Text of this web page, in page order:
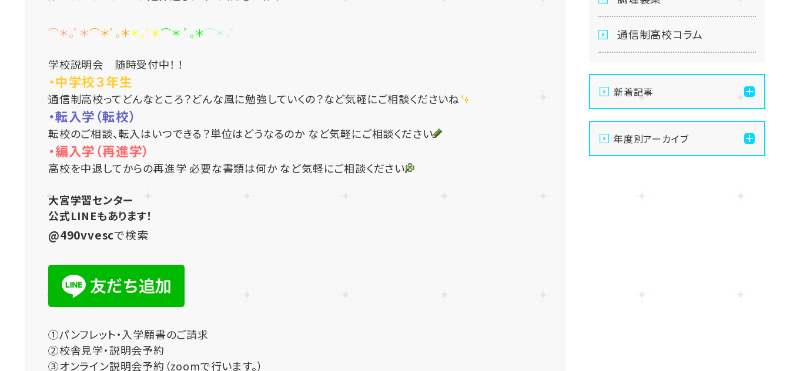
⌒＊｡ﾟ＊⌒＊ﾟ｡＊＊｡ﾟ＊⌒＊ ﾟ｡＊⌒＊｡ﾟ
学校説明会 随時受付中！ ！
・中学校３年生
通信制高校ってどんなところ？どんな風に勉強していくの？など気軽にご相談くださいね
・転入学（転校）
転校のご相談、転入はいつできる？単位はどうなるのか など気軽にご相談ください
・編入学（再進学）
高校を中退してからの再進学 必要な書類は何か など気軽にご相談ください
大宮学習センター
公式LINEもあります！
@490vvescで検索
①パンフレット・入学願書のご請求
②校舎見学・説明会予約
③オンライン説明会予約（zoomで行います。）
通信制高校コラム
新着記事
【大宮】俺たちの夏は終わ
らない！8月後半のおすすめ
体験授業
年度別アーカイブ